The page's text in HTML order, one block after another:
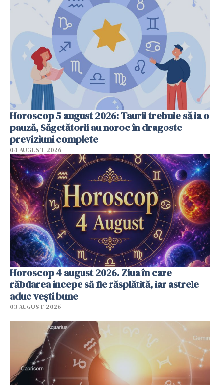
Horoscop 5 august 2026: Taurii trebuie să ia o
pauză, Săgetătorii au noroc în dragoste -
previziuni complete
04 AUGUST 2026
Horoscop 4 august 2026. Ziua în care
răbdarea începe să fie răsplătită, iar astrele
aduc vești bune
03 AUGUST 2026